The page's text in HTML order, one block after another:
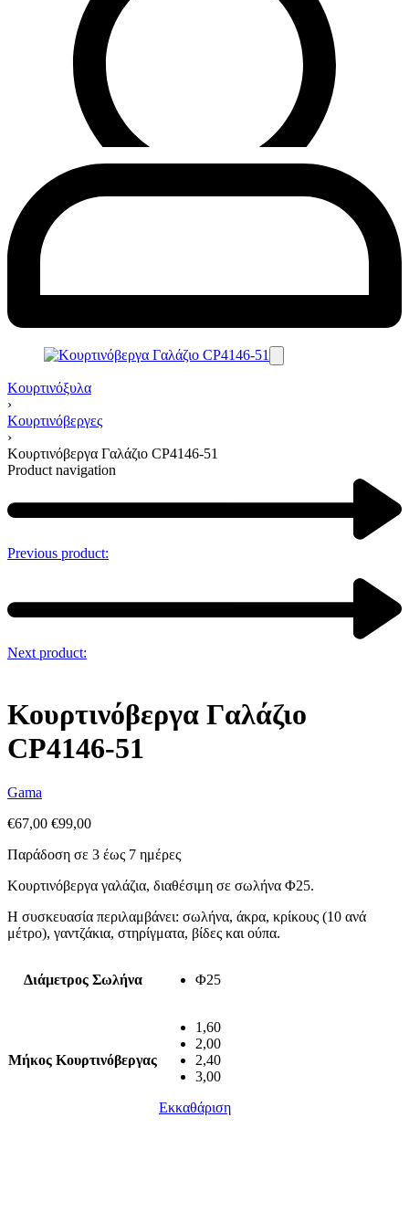
Κουρτινόξυλα
›
Κουρτινόβεργες
›
Κουρτινόβεργα Γαλάζιο CP4146-51
Product navigation
Previous product:
Next product:
Κουρτινόβεργα Γαλάζιο
CP4146-51
Gama
€67,00 €99,00
Παράδοση σε 3 έως 7 ημέρες
Κουρτινόβεργα γαλάζια, διαθέσιμη σε σωλήνα Φ25.
Η συσκευασία περιλαμβάνει: σωλήνα, άκρα, κρίκους (10 ανά
μέτρο), γαντζάκια, στηρίγματα, βίδες και ούπα.
Διάμετρος Σωλήνα Φ25
Μήκος Κουρτινόβεργας
1,60
2,00
2,40
3,00
Εκκαθάριση